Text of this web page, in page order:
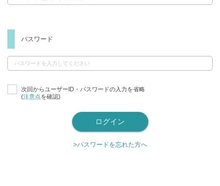
パスワード
次回からユーザーID・パスワードの入力を省略
(注意点を確認)
>パスワードを忘れた方へ